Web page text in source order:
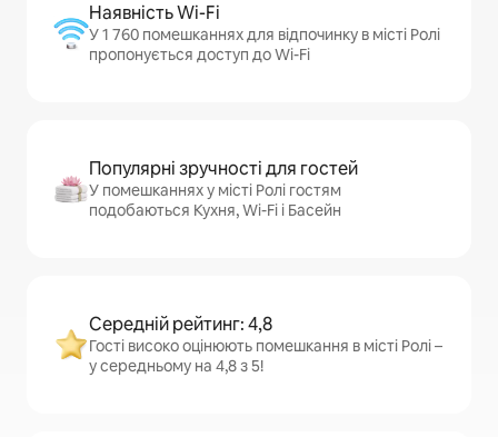
Наявність Wi-Fi
У 1 760 помешканнях для відпочинку в місті Ролі
пропонується доступ до Wi-Fi
Популярні зручності для гостей
У помешканнях у місті Ролі гостям
подобаються Кухня, Wi-Fi і Басейн
Середній рейтинг: 4,8
Гості високо оцінюють помешкання в місті Ролі –
у середньому на 4,8 з 5!